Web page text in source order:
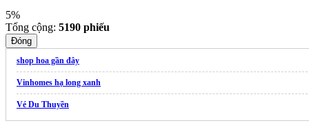
5%
Tổng cộng: 5190 phiếu
Đóng
shop hoa gần đây
Vinhomes hạ long xanh
Vé Du Thuyền